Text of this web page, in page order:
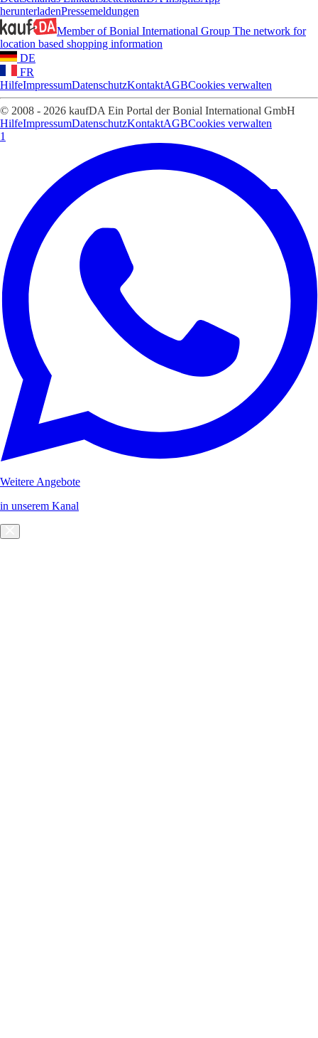
herunterladenPressemeldungen
Member of Bonial International Group The network for
location based shopping information
DE
FR
HilfeImpressumDatenschutzKontaktAGBCookies verwalten
© 2008 - 2026 kaufDA Ein Portal der Bonial International GmbH
HilfeImpressumDatenschutzKontaktAGBCookies verwalten
1
Weitere Angebote
in unserem Kanal